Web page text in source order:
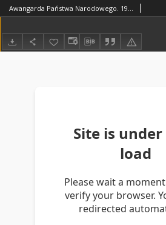
Awangarda Państwa Narodowego. 1938 R.16 nr1-2